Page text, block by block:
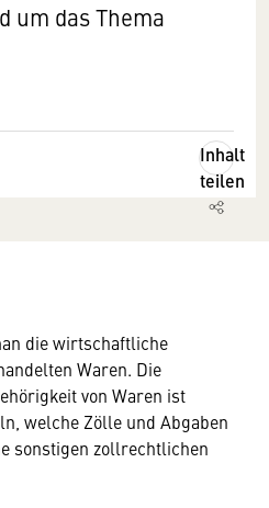
um das Thema
Inhalt
teilen
die wirtschaftliche
Waren. Die
von Waren ist
welche Zölle und Abgaben
sonstigen zollrechtlichen